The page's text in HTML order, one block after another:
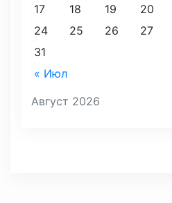
Август 2026
« Июл
17
18 19 20
24
25 26 27
31